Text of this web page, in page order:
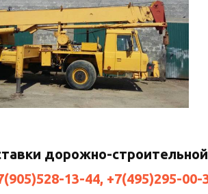
дорожно-
13-44, +7(495)295-00-